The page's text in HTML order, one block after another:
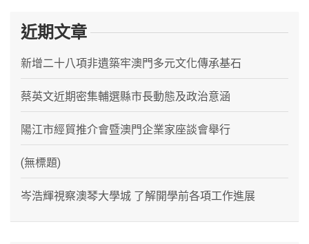
近期文章
新增二十八項非遺築牢澳門多元文化傳承基石
蔡英文近期密集輔選縣市長動態及政治意涵
陽江市經貿推介會暨澳門企業家座談會舉行
(無標題)
岑浩輝視察澳琴大學城 了解開學前各項工作進展